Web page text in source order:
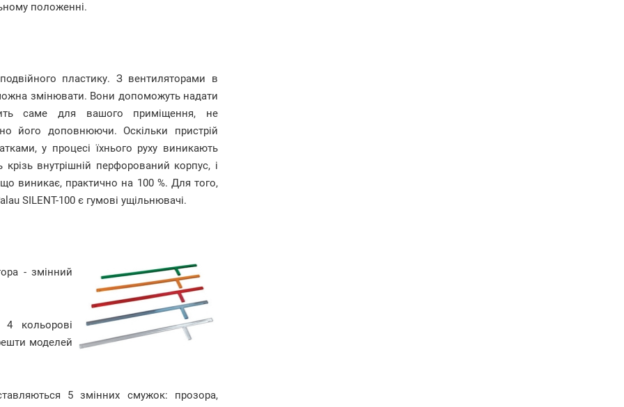
положенні.
пластику. З вентиляторами в
змінювати. Вони допоможуть надати
саме для вашого приміщення, не
його доповнюючи. Оскільки пристрій
у процесі їхнього руху виникають
внутрішній перфорований корпус, і
виникає, практично на 100 %. Для того,
SILENT-100 є гумові ущільнювачі.
- змінний
кольорові
моделей
5 змінних смужок: прозора,